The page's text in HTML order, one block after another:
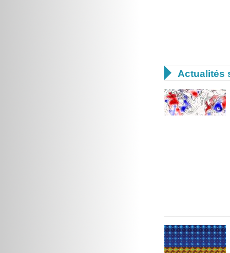
 Actualités